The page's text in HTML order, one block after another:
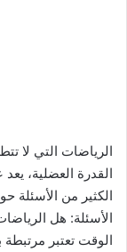
الرياضات التي لا
القدرة العضلية،
الكثير من الأسئلة
الأسئلة: هل
الوقت تعتبر مرتبطة